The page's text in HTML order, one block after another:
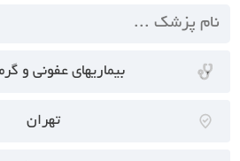
بیماریهای عفونی و
تهران